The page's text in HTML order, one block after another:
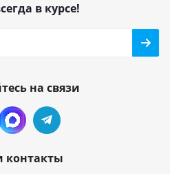
в курсе!
на связи